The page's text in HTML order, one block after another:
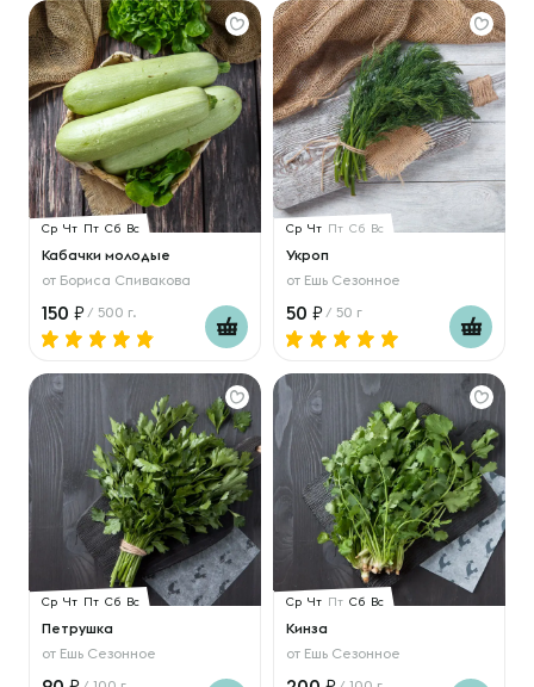
Ср Чт Пт Сб Вс
Кабачки молодые
от Бориса Спивакова
150 / 500 г.
Ср Чт Пт Сб Вс
Укроп
от Ешь Сезонное
50 / 50 г
Ср Чт Пт Сб Вс
Петрушка
от Ешь Сезонное
Ср Чт Пт Сб Вс
Кинза
от Ешь Сезонное